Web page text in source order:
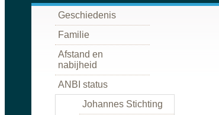
Geschiedenis
Familie
Afstand en
nabijheid
ANBI status
Johannes Stichting